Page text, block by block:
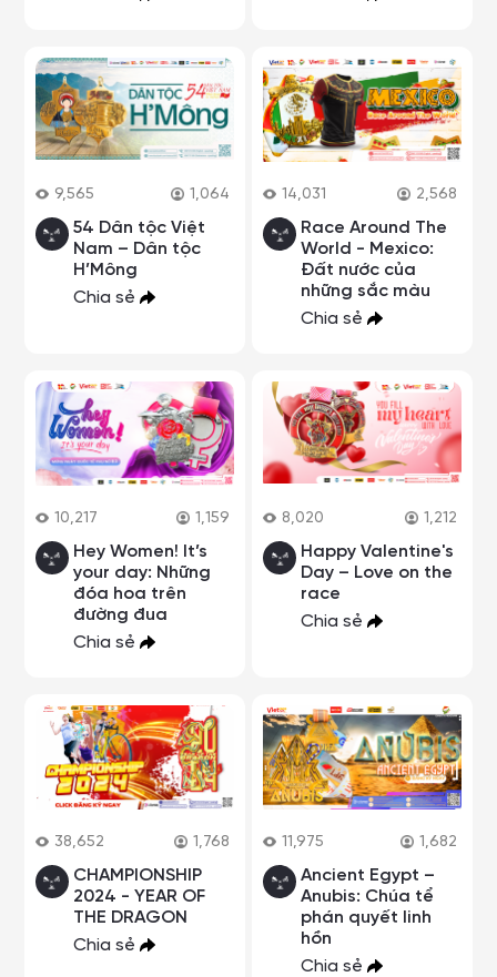
9,565 1,064
54 Dân tộc Việt
Nam – Dân tộc
H’Mông
Chia sẻ
14,031 2,568
Race Around The
World - Mexico:
Đất nước của
những sắc màu
Chia sẻ
10,217 1,159
Hey Women! It’s
your day: Những
đóa hoa trên
đường đua
Chia sẻ
8,020 1,212
Happy Valentine's
Day – Love on the
race
Chia sẻ
38,652 1,768
CHAMPIONSHIP
2024 - YEAR OF
THE DRAGON
Chia sẻ
11,975 1,682
Ancient Egypt –
Anubis: Chúa tể
phán quyết linh
hồn
Chia sẻ